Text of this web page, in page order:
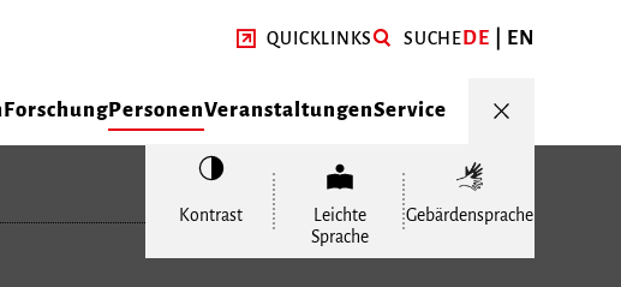
QUICKLINKS SUCHEDE EN
ForschungPersonenVeranstaltungenService
Kontrast
Leichte
Sprache
Gebärdensprache